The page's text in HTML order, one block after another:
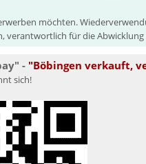
möchten.
für die
- "Böbingen verkauft,
sich!